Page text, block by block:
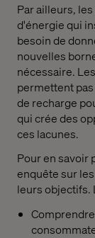
Par ailleurs,
d'énergie qui
besoin de
nouvelles
nécessaire.
permettent
de recharge
qui crée des
ces lacunes.
Pour en savoir
enquête sur
leurs objectifs.